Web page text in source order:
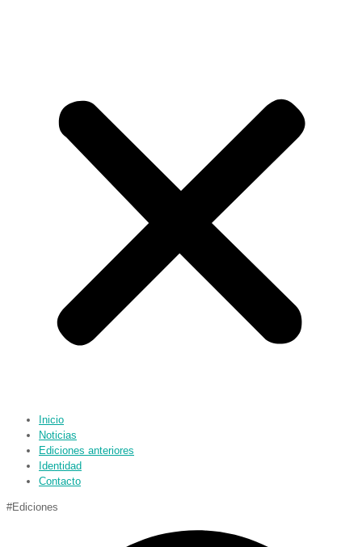
Inicio
Noticias
Ediciones anteriores
Identidad
Contacto
#Ediciones